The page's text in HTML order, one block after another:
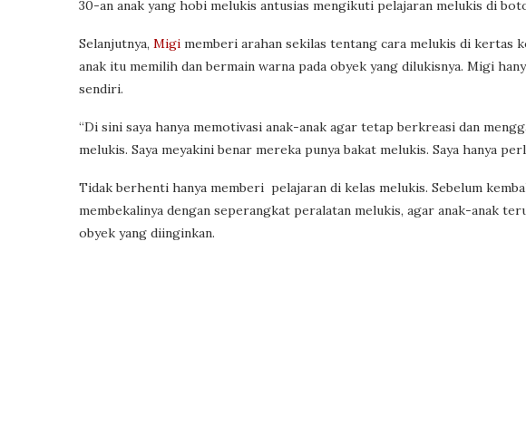
30-an anak yang hobi melukis antusias mengikuti pelajaran melukis di
Selanjutnya, Migi memberi arahan sekilas tentang cara melukis di kertas
anak itu memilih dan bermain warna pada obyek yang dilukisnya. Migi
sendiri.
“Di sini saya hanya memotivasi anak-anak agar tetap berkreasi dan
melukis. Saya meyakini benar mereka punya bakat melukis. Saya hanya
Tidak berhenti hanya memberi pelajaran di kelas melukis. Sebelum
membekalinya dengan seperangkat peralatan melukis, agar anak-anak
obyek yang diinginkan.